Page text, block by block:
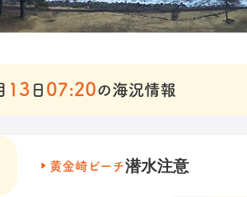
13 日 07:20の海況情報
黄金崎ビーチ潜水注意